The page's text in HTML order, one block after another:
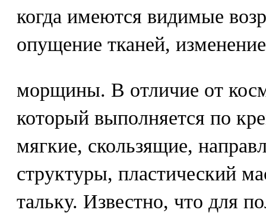
когда имеются видимые
опущение тканей,
морщины. В отличие от
который выполняется по
мягкие, скользящие,
структуры, пластический
тальку. Известно, что для